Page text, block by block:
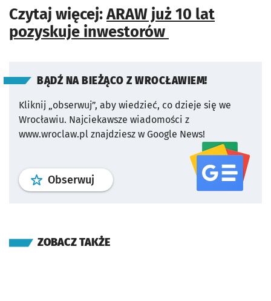
Czytaj więcej:ARAW już 10 lat
pozyskuje inwestorów
BĄDŹ NA BIEŻĄCO Z WROCŁAWIEM!
Kliknij „obserwuj”, aby wiedzieć, co dzieje się we
Wrocławiu. Najciekawsze wiadomości z
www.wroclaw.pl znajdziesz w Google News!
Obserwuj profil serwisu
ZOBACZ TAKŻE